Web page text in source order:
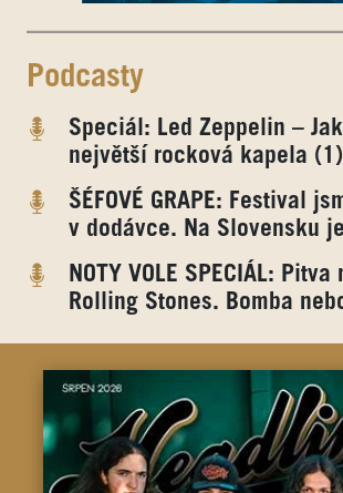
Podcasty
Speciál: Led Zeppelin –
největší rocková kapela (1)
ŠÉFOVÉ GRAPE: Festival
v dodávce. Na Slovensku
NOTY VOLE SPECIÁL: Pitva
Rolling Stones. Bomba